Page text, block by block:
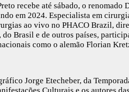
recebe até sábado, o renomado
em 2024. Especialista em
ao vivo no PHACO Brazil,
Brasil e de outros países,
como o alemão Florian
Jorge Etecheber, da
Culturais e os autores